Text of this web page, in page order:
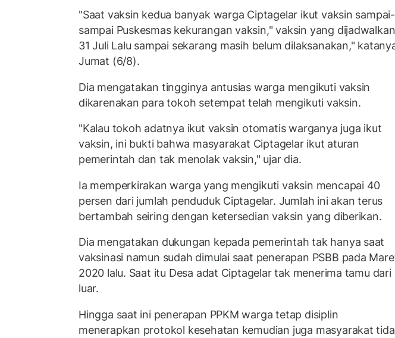
"Saat vaksin kedua banyak warga Ciptagelar ikut vaksin sampai-
sampai Puskesmas kekurangan vaksin," vaksin yang dijadwalkan
31 Juli Lalu sampai sekarang masih belum dilaksanakan,"
Jumat (6/8).
Dia mengatakan tingginya antusias warga mengikuti vaksin
dikarenakan para tokoh setempat telah mengikuti vaksin.
"Kalau tokoh adatnya ikut vaksin otomatis warganya juga ikut
vaksin, ini bukti bahwa masyarakat Ciptagelar ikut aturan
pemerintah dan tak menolak vaksin," ujar dia.
Ia memperkirakan warga yang mengikuti vaksin mencapai 40
persen dari jumlah penduduk Ciptagelar. Jumlah ini akan terus
bertambah seiring dengan ketersedian vaksin yang diberikan.
Dia mengatakan dukungan kepada pemerintah tak hanya saat
vaksinasi namun sudah dimulai saat penerapan PSBB pada
2020 lalu. Saat itu Desa adat Ciptagelar tak menerima tamu dari
luar.
Hingga saat ini penerapan PPKM warga tetap disiplin
menerapkan protokol kesehatan kemudian juga masyarakat